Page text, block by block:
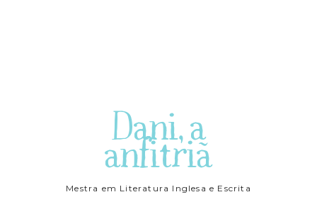
Dani, a
anfitriã
Mestra em Literatura Inglesa e Escrita